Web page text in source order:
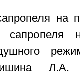
на
Л.А.